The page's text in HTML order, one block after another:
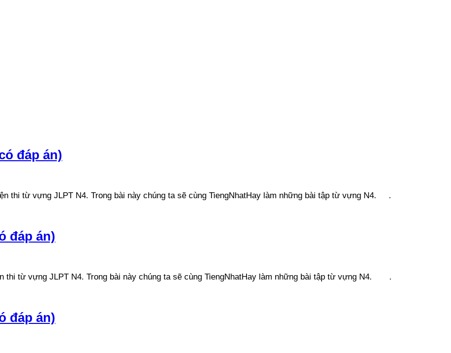
đáp án)
thi từ vựng JLPT N4. Trong bài này chúng ta sẽ cùng TiengNhatHay làm những bài tập từ vựng N4. .
đáp án)
thi từ vựng JLPT N4. Trong bài này chúng ta sẽ cùng TiengNhatHay làm những bài tập từ vựng N4. .
đáp án)